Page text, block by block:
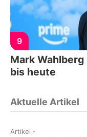
9
Mark
bis heute
Aktuelle Artikel
Artikel -